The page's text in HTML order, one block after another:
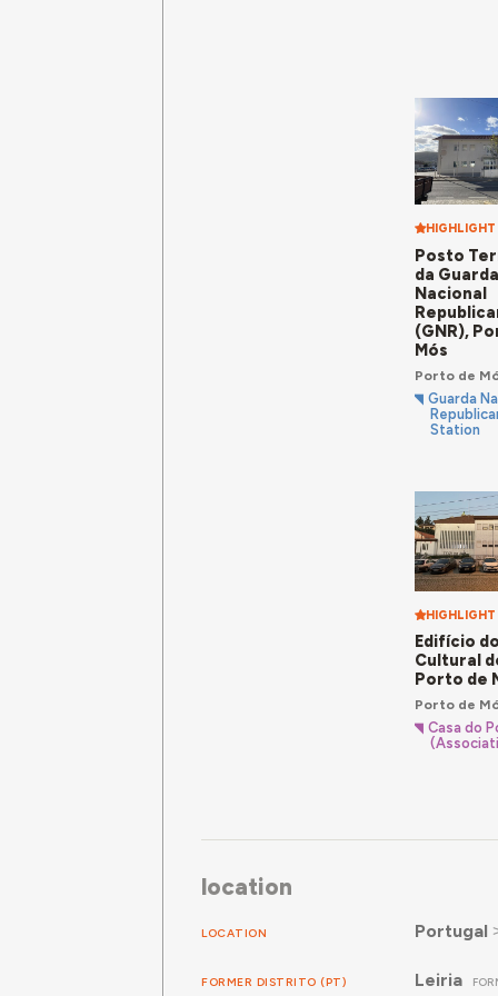
HIGHLIGHT
Posto
da Guarda
Nacional
(GNR),
Mós
Porto de
Guarda
Station
HIGHLIGHT
Edifício
Cultural
Porto de
Porto de
Casa do
location
LOCATION Portugal
FORMER DISTRITO (PT) Leiria